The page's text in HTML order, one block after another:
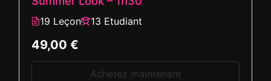
19 Leçon 13 Etudiant
49,00 €
Achetez maintenant